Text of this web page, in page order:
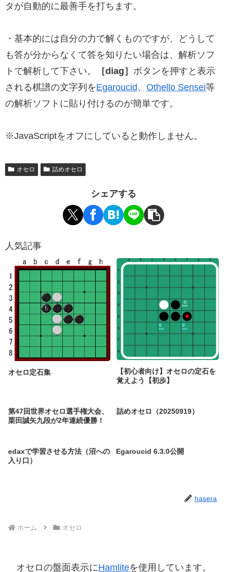
タが自動的に最善手を打ちます。
・基本的には自分の力で解くものですが、どうして
も答が分からなくて答を知りたい場合は、解析ソフ
トで解析して下さい。
［diag］ ボタンを押すと表示
される棋譜の文字列をEgaroucid、 Othello Sensei等
の解析ソフトに貼り付けるのが簡単です。
※JavaScriptをオフにしていると動作しません。
オセロ 詰めオセロ
シェアする
人気記事
オセロ定石集
【初心者向け】オセロの定石を
覚えよう【初歩】
第47回世界オセロ選手権大会、
栗田誠矢九段が2年連続優勝！
詰めオセロ（20250919）
edaxで学習させる方法（沼への
入り口）
Egaroucid 6.3.0公開
hasera
ホーム オセロ
オセロの盤面表示にHamliteを使用しています。